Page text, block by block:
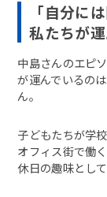
「自分に
私たちが
中島さんのエピ
が運んでいるの
ん。
子どもたちが学
オフィス街で働
休日の趣味とし